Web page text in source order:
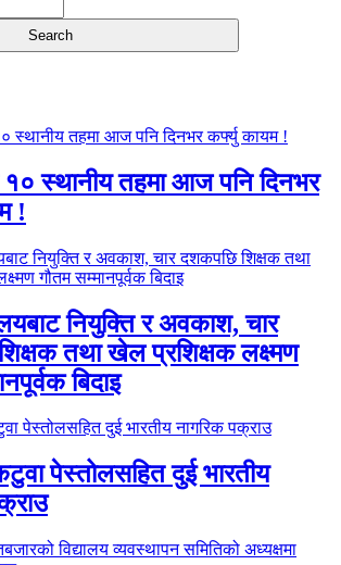
स्थानीय तहमा आज पनि दिनभर
!
नियुक्ति र अवकाश, चार
तथा खेल प्रशिक्षक लक्ष्मण
बिदाइ
पेस्तोलसहित दुई भारतीय